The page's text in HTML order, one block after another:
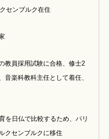
センブルク在住
教員採用試験に合格、 修士2
楽科教科主任として着任、
を日仏で比較するため、 パリ
クセンブルクに移住